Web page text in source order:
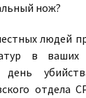
нож?
людей
в
день
отдела